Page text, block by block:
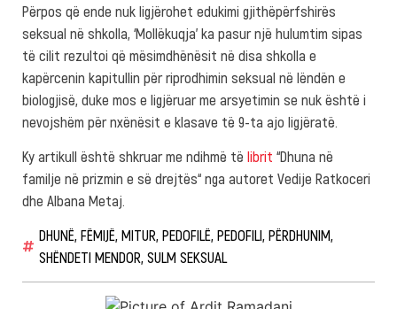
Përpos që ende nuk ligjërohet edukimi gjithëpërfshirës
seksual në shkolla, ‘Mollëkuqja’ ka pasur një hulumtim sipas
të cilit rezultoi që mësimdhënësit në disa shkolla e
kapërcenin kapitullin për riprodhimin seksual në lëndën e
biologjisë, duke mos e ligjëruar me arsyetimin se nuk është i
nevojshëm për nxënësit e klasave të 9-ta ajo ligjëratë.
Ky artikull është shkruar me ndihmë të librit “Dhuna në
familje në prizmin e së drejtës“ nga autoret Vedije Ratkoceri
dhe Albana Metaj.
DHUNË, FËMIJË, MITUR, PEDOFILË, PEDOFILI, PËRDHUNIM,
SHËNDETI MENDOR, SULM SEKSUAL